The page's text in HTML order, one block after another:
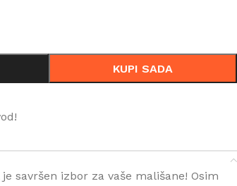
KUPI SADA
savršen izbor za vaše mališane! Osim